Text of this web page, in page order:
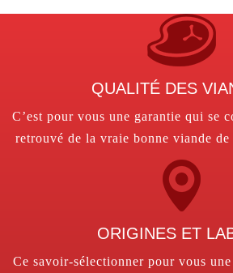
QUALITÉ DES
C’est pour vous une garantie qui se
retrouvé de la vraie bonne viande de
ORIGINES ET
Ce savoir-sélectionner pour vous